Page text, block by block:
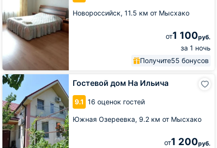
Новороссийск, 11.5 км от Мысхако
от1 100руб.
за 1 ночь
Получите55 бонусов
Гостевой дом На Ильича
9.1 16 оценок гостей
Южная Озереевка, 9.2 км от Мысхако
от1 200руб.
Гостевой
дом
На
Ильича